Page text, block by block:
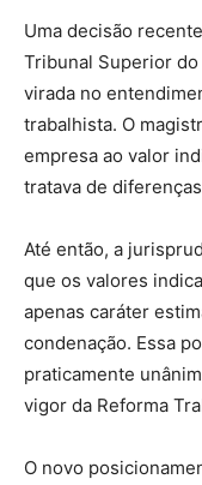
Uma decisão
Tribunal Superior
virada no
trabalhista. O
empresa ao valor
tratava de
Até então, a
que os valores
apenas caráter
condenação. Essa
praticamente
vigor da Reforma
O novo